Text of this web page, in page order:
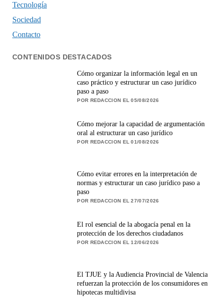
Tecnología
Sociedad
Contacto
CONTENIDOS DESTACADOS
Cómo organizar la información legal en un
caso práctico y estructurar un caso jurídico
paso a paso
POR REDACCION EL 05/08/2026
Cómo mejorar la capacidad de argumentación
oral al estructurar un caso jurídico
POR REDACCION EL 01/08/2026
Cómo evitar errores en la interpretación de
normas y estructurar un caso jurídico paso a
paso
POR REDACCION EL 27/07/2026
El rol esencial de la abogacía penal en la
protección de los derechos ciudadanos
POR REDACCION EL 12/06/2026
El TJUE y la Audiencia Provincial de Valencia
refuerzan la protección de los consumidores en
hipotecas multidivisa